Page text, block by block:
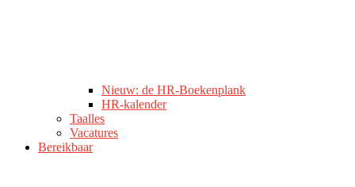
Nieuw: de HR-Boekenplank
HR-kalender
Taalles
Vacatures
Bereikbaar